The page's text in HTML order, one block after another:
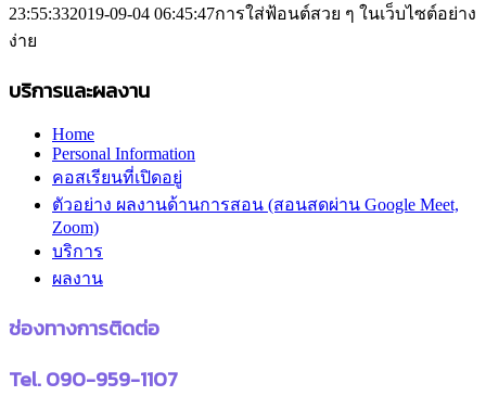
23:55:332019-09-04 06:45:47การใส่ฟ้อนต์สวย ๆ ในเว็บไซต์อย่าง
ง่าย
บริการและผลงาน
Home
Personal Information
คอสเรียนที่เปิดอยู่
ตัวอย่าง ผลงานด้านการสอน (สอนสดผ่าน Google Meet,
Zoom)
บริการ
ผลงาน
ช่องทางการติดต่อ
Tel. 090-959-1107